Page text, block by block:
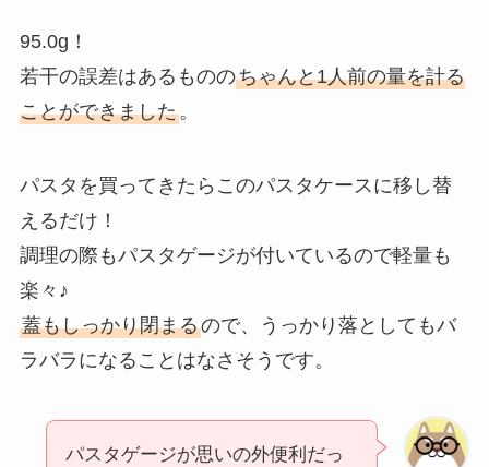
95.0g！
若干の誤差はあるもののちゃんと1人前の量を計る
ことができました。
パスタを買ってきたらこのパスタケースに移し替
えるだけ！
調理の際もパスタゲージが付いているので軽量も
楽々♪
蓋もしっかり閉まるので、うっかり落としてもバ
ラバラになることはなさそうです。
パスタゲージが思いの外便利だっ